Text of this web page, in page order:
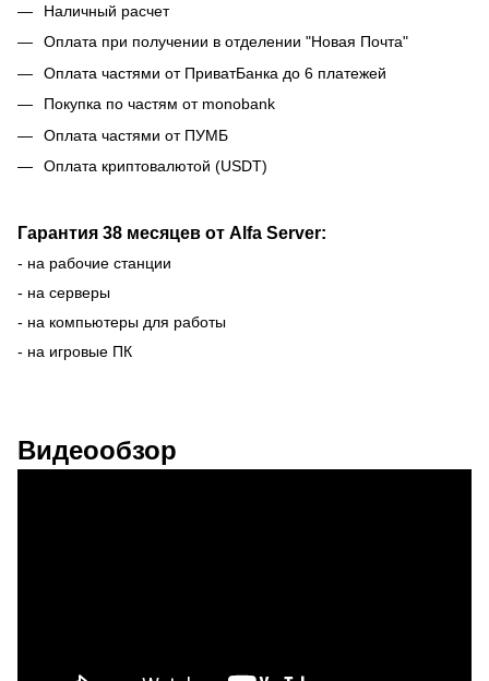
Наличный расчет
Оплата при получении в отделении "Новая Почта"
Оплата частями от ПриватБанка до 6 платежей
Покупка по частям от monobank
Оплата частями от ПУМБ
Оплата криптовалютой (USDT)
Гарантия 38 месяцев от Alfa Server:
- на рабочие станции
- на серверы
- на компьютеры для работы
- на игровые ПК
Видеообзор